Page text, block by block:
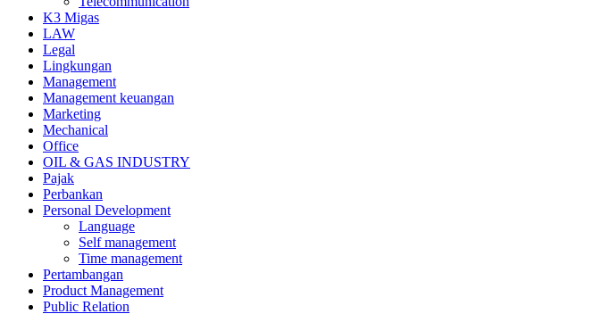
K3 Migas
LAW
Legal
Lingkungan
Management
Management keuangan
Marketing
Mechanical
Office
OIL & GAS INDUSTRY
Pajak
Perbankan
Personal Development
Language
Self management
Time management
Pertambangan
Product Management
Public Relation